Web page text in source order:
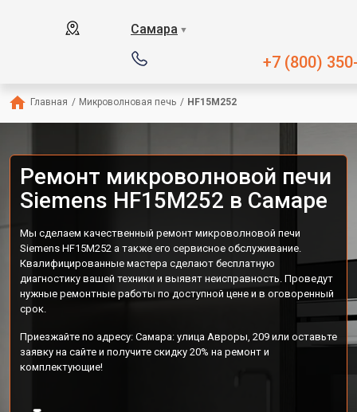
Самара ▼
+7 (800)
Главная / Микроволновая печь / HF15M252
Ремонт микроволновой печи
Siemens HF15M252 в Самаре
Мы сделаем качественный ремонт микроволновой печи
Siemens HF15M252 а также его сервисное обслуживание.
Квалифицированные мастера сделают бесплатную
диагностику вашей техники и выявят неисправность. Проведут
нужные ремонтные работы по доступной цене и в оговоренный
срок.
Приезжайте по адресу: Самара: улица Авроры, 209 или оставьте
заявку на сайте и получите скидку 20% на ремонт и
комплектующие!